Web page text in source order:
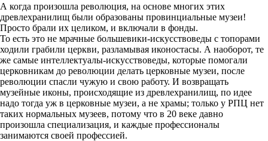
А когда произошла революция, на основе многих этих
древлехранилищ были образованы провинциальные музеи!
Просто брали их целиком, и включали в фонды.
То есть это не мрачные большевики-искусствоведы с топорами
ходили грабили церкви, разламывая иконостасы. А наоборот, те
же самые интеллектуалы-искусствоведы, которые помогали
церковникам до революции делать церковные музеи, после
революции спасли чужую и свою работу. И возвращать
музейные иконы, происходящие из древлехранилищ, по идее
надо тогда уж в церковные музеи, а не храмы; только у РПЦ нет
таких нормальных музеев, потому что в 20 веке давно
произошла специализация, и каждые профессионалы
занимаются своей профессией.